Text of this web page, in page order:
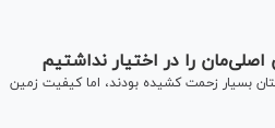
بسیار زحمت کشیده بودند، اما کیفیت زمین